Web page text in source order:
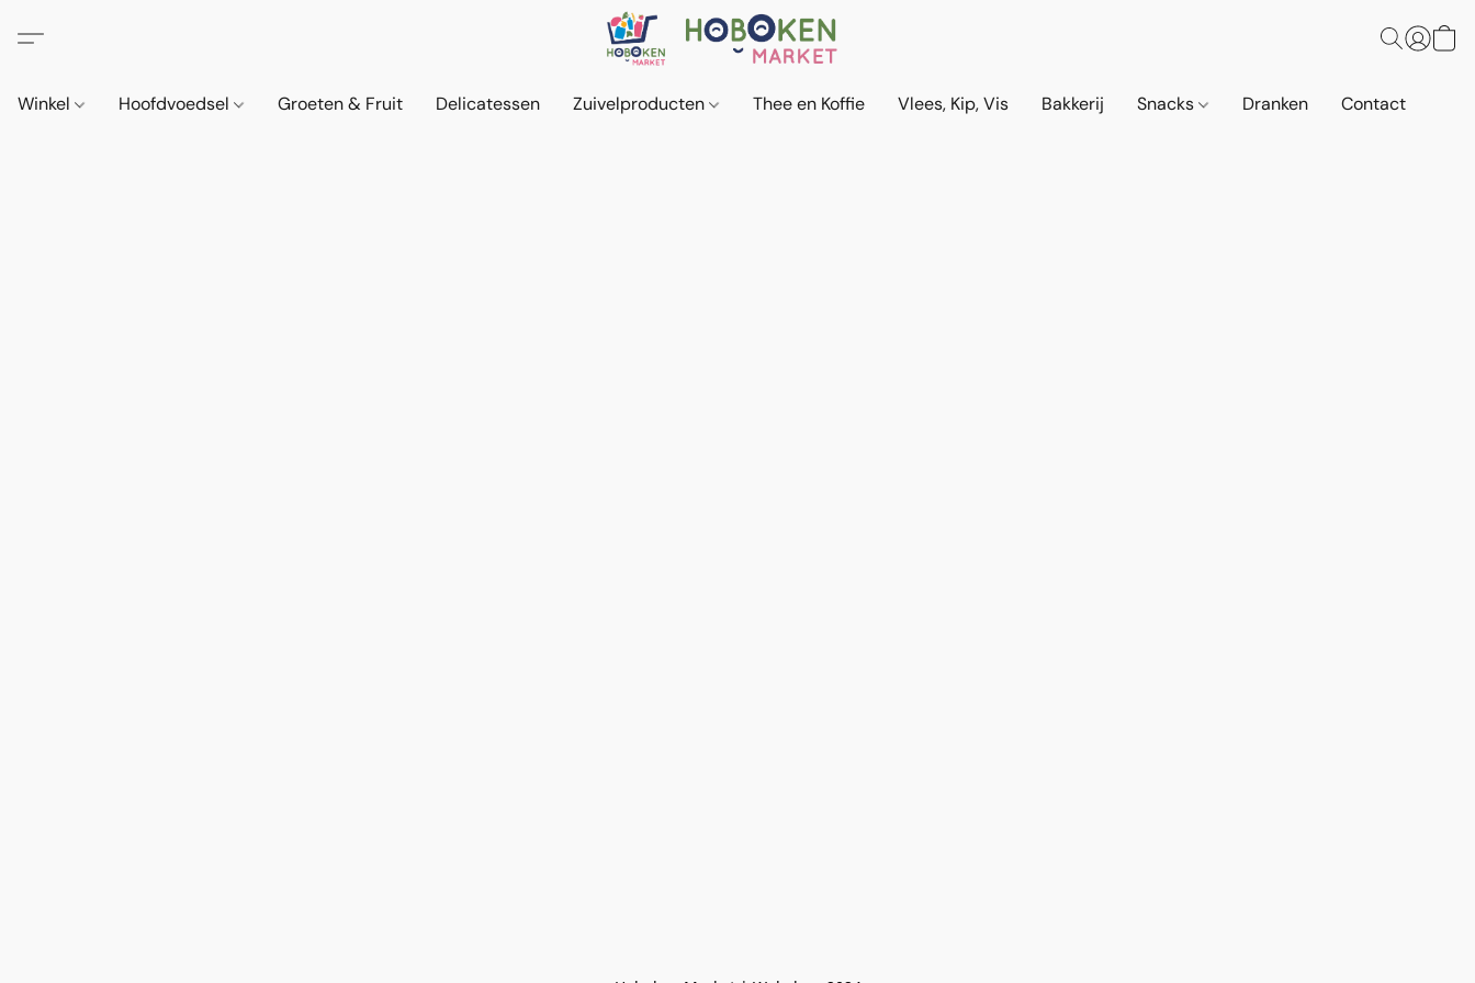
Winkel Hoofdvoedsel Groeten & Fruit Delicatessen Zuivelproducten Thee en Koffie Vlees, Kip, Vis Bakkerij Snacks Dranken Contact